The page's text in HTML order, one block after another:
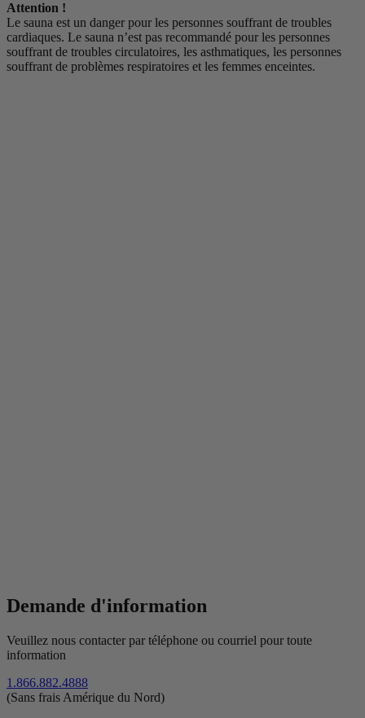
Attention !
Le sauna est un danger pour les personnes souffrant de troubles
cardiaques. Le sauna n’est pas recommandé pour les personnes
souffrant de troubles circulatoires, les asthmatiques, les personnes
souffrant de problèmes respiratoires et les femmes enceintes.
Demande d'information
Veuillez nous contacter par téléphone ou courriel pour toute
information
1.866.882.4888
(Sans frais Amérique du Nord)